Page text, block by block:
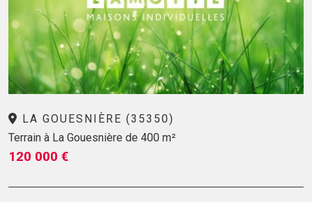
LA GOUESNIÈRE (35350)
Terrain à La Gouesnière de 400 m²
120 000 €